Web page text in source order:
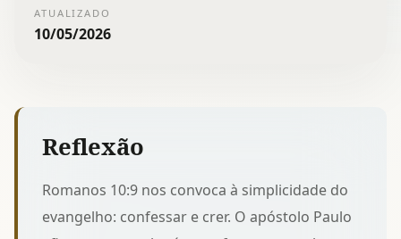
ATUALIZADO
10/05/2026
Reflexão
Romanos 10:9 nos convoca à simplicidade do
evangelho: confessar e crer. O apóstolo Paulo